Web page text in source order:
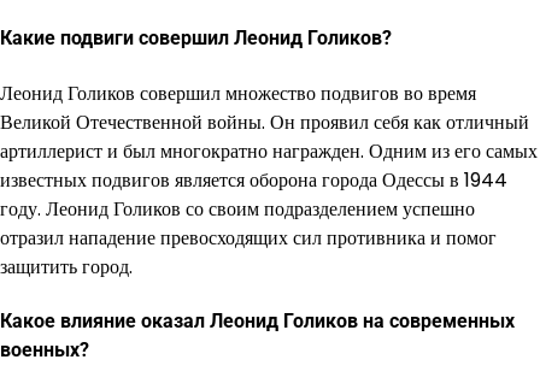
Какие подвиги совершил Леонид Голиков?
Леонид Голиков совершил множество подвигов во время
Великой Отечественной войны. Он проявил себя как отличный
артиллерист и был многократно награжден. Одним из его самых
известных подвигов является оборона города Одессы в 1944
году. Леонид Голиков со своим подразделением успешно
отразил нападение превосходящих сил противника и помог
защитить город.
Какое влияние оказал Леонид Голиков на современных
военных?